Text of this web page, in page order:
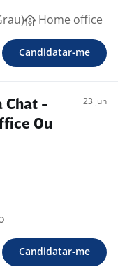
Home office
Candidatar-me
Chat -
Ou
23 jun
Candidatar-me